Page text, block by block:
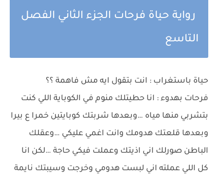
رواية حياة فرحات الجزء الثاني الفصل
التاسع
حياة باستغراب : انت بتقول ايه مش فاهمة ؟؟
فرحات بهدوء : انا حطيتلك منوم في الكوباية اللي كنت
بتشربي منها مياه …وبعدها شربتك كوبايتين خمرا ع بيرا
وبعدها قلعتك هدومك وانت اغمي عليكي …وعقلك
الباطن صورلك اني اذيتك وعملت فيكي حاجة …لكن انا
كل اللي عملته اني لبست هدومي وخرجت وسيبتك نايمة